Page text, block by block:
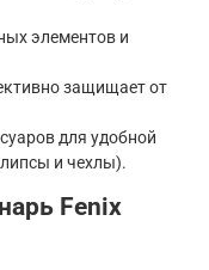
элементов и
защищает от
для удобной
и чехлы).
Fenix